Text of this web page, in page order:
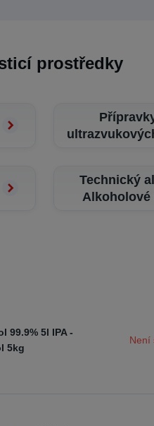
prostředky
Technický
Alkoholové
99.9% 5l IPA -
5kg
Není